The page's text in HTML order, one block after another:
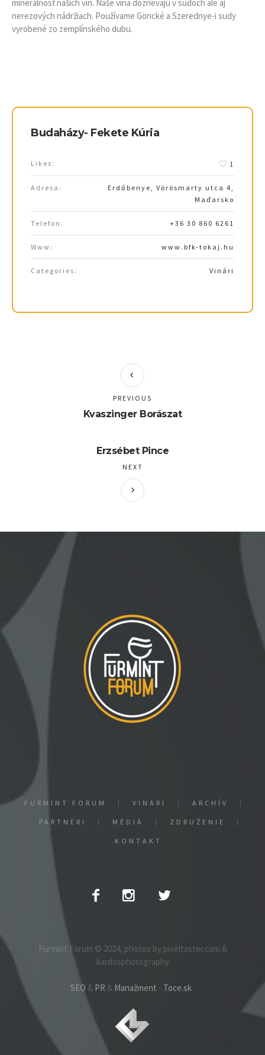
minerálnosť našich vín. Naše vína dozrievajú v sudoch ale aj
nerezových nádržiach. Používame Göncké a Szerednye-i sudy
vyrobené zo zemplínského dubu.
Budaházy- Fekete Kúria
Likes: 1
Adresa:
Erdőbenye, Vörösmarty utca 4,
Maďarsko
Telefon: +36 30 860 6261
Www: www.bfk-tokaj.hu
Categories: Vinári
Kvaszinger Borászat
PREVIOUS
Erzsébet Pince
NEXT
FURMINT FORUM VINÁRI ARCHÍV
PARTNERI MÉDIÁ ZDRUŽENIE
KONTAKT
Furmint Forum © 2024, photos by pixeltaster.com &
kardosphotography
SEO & PR & Manažment - Toce.sk